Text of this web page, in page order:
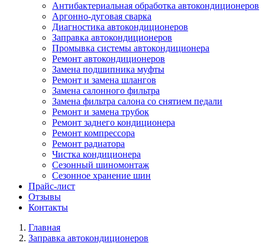
Антибактериальная обработка автокондиционеров
Аргонно-дуговая сварка
Диагностика автокондиционеров
Заправка автокондиционеров
Промывка системы автокондиционера
Ремонт автокондиционеров
Замена подшипника муфты
Ремонт и замена шлангов
Замена салонного фильтра
Замена фильтра салона со снятием педали
Ремонт и замена трубок
Ремонт заднего кондиционера
Ремонт компрессора
Ремонт радиатора
Чистка кондиционера
Сезонный шиномонтаж
Сезонное хранение шин
Прайс-лист
Отзывы
Контакты
Главная
Заправка автокондиционеров